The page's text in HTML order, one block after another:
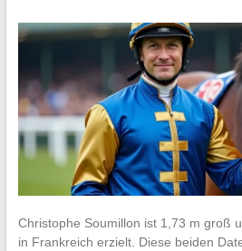
Christophe Soumillon ist 1,73 m groß
in Frankreich erzielt. Diese beiden